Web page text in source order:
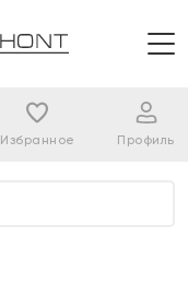
Избранное Профиль